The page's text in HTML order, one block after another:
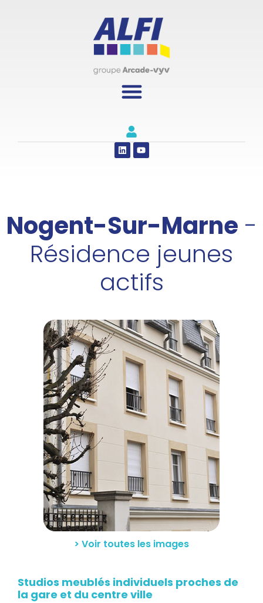
Nogent-Sur-Marne -
Résidence jeunes
actifs
> Voir toutes les images
Studios meublés individuels proches de
la gare et du centre ville